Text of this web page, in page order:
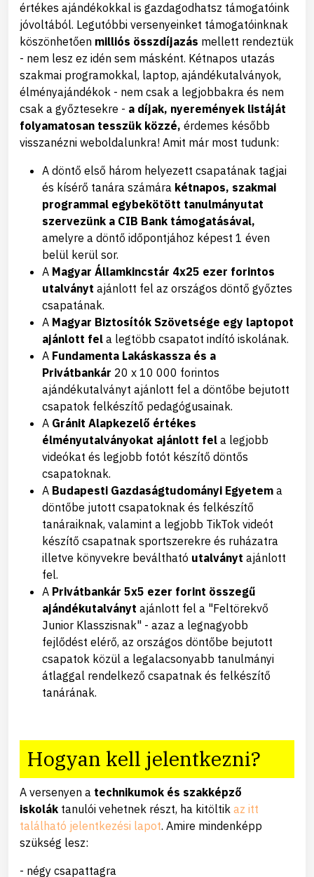
értékes ajándékokkal is gazdagodhatsz támogatóink
jóvoltából. Legutóbbi versenyeinket támogatóinknak
köszönhetően milliós összdíjazás mellett rendeztük
- nem lesz ez idén sem másként. Kétnapos utazás
szakmai programokkal, laptop, ajándékutalványok,
élményajándékok - nem csak a legjobbakra és nem
csak a győztesekre - a díjak, nyeremények listáját
folyamatosan tesszük közzé, érdemes később
visszanézni weboldalunkra! Amit már most tudunk:
A döntő első három helyezett csapatának tagjai
és kísérő tanára számára kétnapos, szakmai
programmal egybekötött tanulmányutat
szervezünk a CIB Bank támogatásával,
amelyre a döntő időpontjához képest 1 éven
belül kerül sor.
A Magyar Államkincstár 4x25 ezer forintos
utalványt ajánlott fel az országos döntő győztes
csapatának.
A Magyar Biztosítók Szövetsége egy laptopot
ajánlott fel a legtöbb csapatot indító iskolának.
A Fundamenta Lakáskassza és a
Privátbankár 20 x 10 000 forintos
ajándékutalványt ajánlott fel a döntőbe bejutott
csapatok felkészítő pedagógusainak.
A Gránit Alapkezelő értékes
élményutalványokat ajánlott fel a legjobb
videókat és legjobb fotót készítő döntős
csapatoknak.
A Budapesti Gazdaságtudományi Egyetem a
döntőbe jutott csapatoknak és felkészítő
tanáraiknak, valamint a legjobb TikTok videót
készítő csapatnak sportszerekre és ruházatra
illetve könyvekre beváltható utalványt ajánlott
fel.
A Privátbankár 5x5 ezer forint összegű
ajándékutalványt ajánlott fel a "Feltörekvő
Junior Klasszisnak" - azaz a legnagyobb
fejlődést elérő, az országos döntőbe bejutott
csapatok közül a legalacsonyabb tanulmányi
átlaggal rendelkező csapatnak és felkészítő
tanárának.
Hogyan kell jelentkezni?
A versenyen a technikumok és szakképző
iskolák tanulói vehetnek részt, ha kitöltik az itt
található jelentkezési lapot. Amire mindenképp
szükség lesz:
- négy csapattagra